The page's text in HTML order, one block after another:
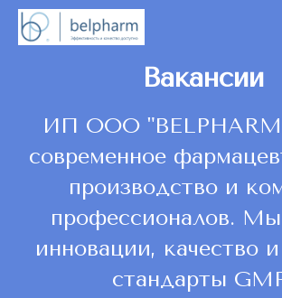
Вакансии
ИП ООО
современное
производство и
профессионалов.
инновации, качество
стандарты